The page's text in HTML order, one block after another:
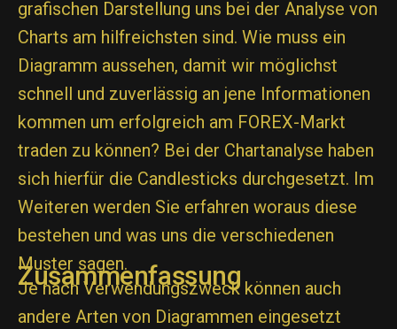
grafischen Darstellung uns bei der Analyse von
Charts am hilfreichsten sind. Wie muss ein
Diagramm aussehen, damit wir möglichst
schnell und zuverlässig an jene Informationen
kommen um erfolgreich am FOREX-Markt
traden zu können? Bei der Chartanalyse haben
sich hierfür die Candlesticks durchgesetzt. Im
Weiteren werden Sie erfahren woraus diese
bestehen und was uns die verschiedenen
Muster sagen.
Zusammenfassung
Je nach Verwendungszweck können auch
andere Arten von Diagrammen eingesetzt